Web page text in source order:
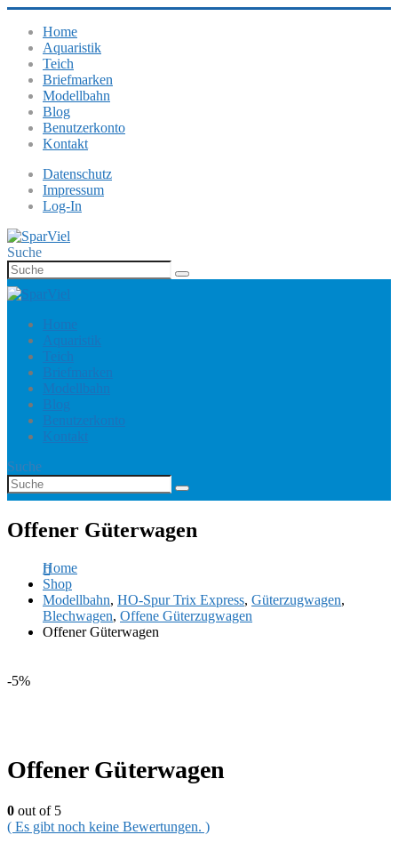
Home
Aquaristik
Teich
Briefmarken
Modellbahn
Blog
Benutzerkonto
Kontakt
Datenschutz
Impressum
Log-In
Suche
Home
Aquaristik
Teich
Briefmarken
Modellbahn
Blog
Benutzerkonto
Kontakt
Suche
Offener Güterwagen
Home
Shop
Modellbahn, HO-Spur Trix Express, Güterzugwagen,
Blechwagen, Offene Güterzugwagen
Offener Güterwagen
-5%
Offener Güterwagen
0 out of 5
( Es gibt noch keine Bewertungen. )